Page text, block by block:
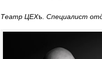
Театр ЦЕХъ. Специалист